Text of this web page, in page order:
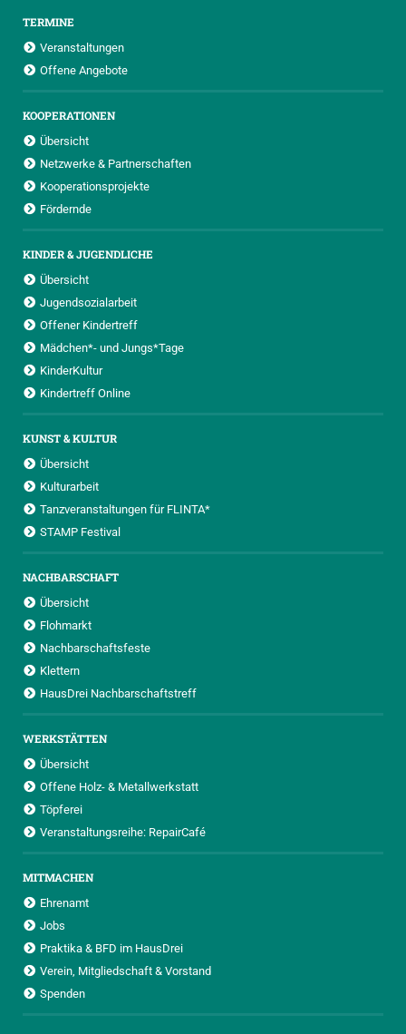
TERMINE
Veranstaltungen
Offene Angebote
KOOPERATIONEN
Übersicht
Netzwerke & Partnerschaften
Kooperationsprojekte
Fördernde
KINDER & JUGENDLICHE
Übersicht
Jugendsozialarbeit
Offener Kindertreff
Mädchen*- und Jungs*Tage
KinderKultur
Kindertreff Online
KUNST & KULTUR
Übersicht
Kulturarbeit
Tanzveranstaltungen für FLINTA*
STAMP Festival
NACHBARSCHAFT
Übersicht
Flohmarkt
Nachbarschaftsfeste
Klettern
HausDrei Nachbarschaftstreff
WERKSTÄTTEN
Übersicht
Offene Holz- & Metallwerkstatt
Töpferei
Veranstaltungsreihe: RepairCafé
MITMACHEN
Ehrenamt
Jobs
Praktika & BFD im HausDrei
Verein, Mitgliedschaft & Vorstand
Spenden